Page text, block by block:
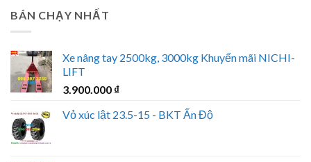
BÁN CHẠY NHẤT
Xe nâng tay 2500kg, 3000kg Khuyến mãi NICHI-
LIFT
3.900.000 ₫
Vỏ xúc lật 23.5-15 - BKT Ấn Độ